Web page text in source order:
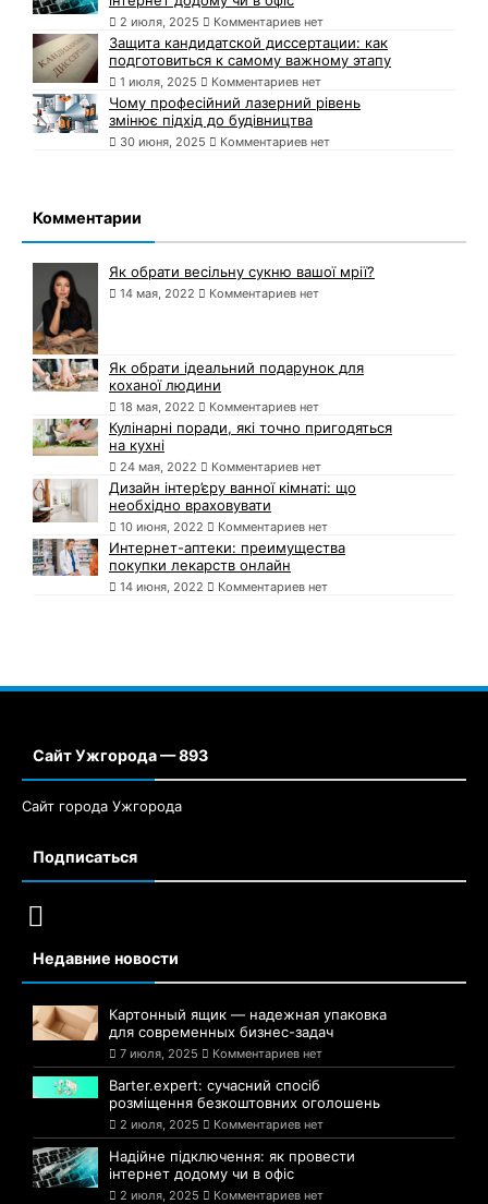
2 июля, 2025 Комментариев нет
Защита кандидатской диссертации: как
подготовиться к самому важному этапу
1 июля, 2025 Комментариев нет
Чому професійний лазерний рівень
змінює підхід до будівництва
30 июня, 2025 Комментариев нет
Комментарии
Як обрати весільну сукню вашої мрії?
14 мая, 2022 Комментариев нет
Як обрати ідеальний подарунок для
коханої людини
18 мая, 2022 Комментариев нет
Кулінарні поради, які точно пригодяться
на кухні
24 мая, 2022 Комментариев нет
Дизайн інтер’єру ванної кімнаті: що
необхідно враховувати
10 июня, 2022 Комментариев нет
Интернет-аптеки: преимущества
покупки лекарств онлайн
14 июня, 2022 Комментариев нет
Сайт Ужгорода — 893
Сайт города Ужгорода
Подписаться
Недавние новости
Картонный ящик — надежная упаковка
для современных бизнес-задач
7 июля, 2025 Комментариев нет
Barter.expert: сучасний спосіб
розміщення безкоштовних оголошень
2 июля, 2025 Комментариев нет
Надійне підключення: як провести
інтернет додому чи в офіс
2 июля, 2025 Комментариев нет